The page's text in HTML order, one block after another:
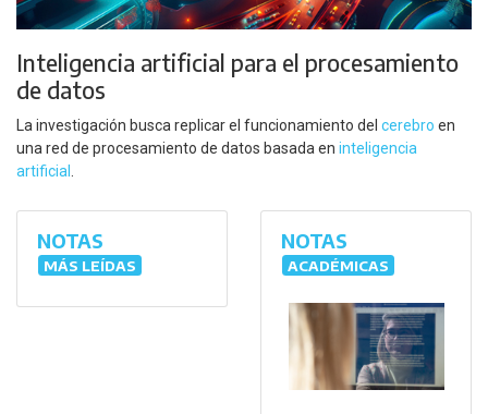
Inteligencia artificial para el procesamiento
de datos
La investigación busca replicar el funcionamiento del cerebro en
una red de procesamiento de datos basada en inteligencia
artificial
NOTAS
MÁS LEÍDAS
NOTAS
ACADÉMICAS